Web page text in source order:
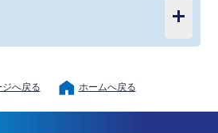
へ戻る ホームへ戻る